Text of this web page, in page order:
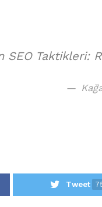
SEO Taktikleri:
Tweet